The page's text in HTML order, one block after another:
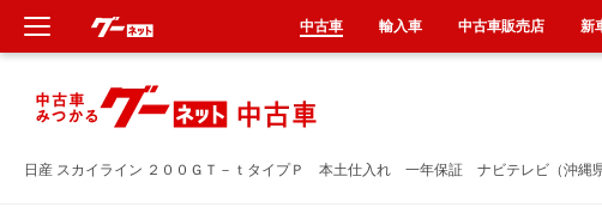
日産 スカイライン ２００ＧＴ－ｔタイプＰ 本土仕入れ 一年保証 ナビテレビ（沖縄
中古車 輸入車 中古車販売店 新
新車
中古車